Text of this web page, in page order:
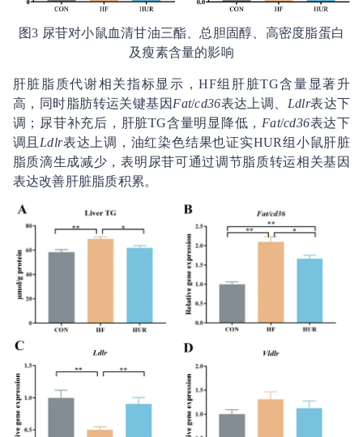
图3 尿苷对小鼠血清甘油三酯、总胆固醇、高密度脂蛋白
及瘦素含量的影响
肝脏脂质代谢相关指标显示，HF组肝脏TG含量显著升
高，同时脂肪转运关键基因 Fat/cd36表达上调、 Ldlr表达下
调；尿苷补充后，肝脏TG含量明显降低， Fat/cd36表达下
调且 Ldlr表达上调，油红染色结果也证实HUR组小鼠肝脏
脂质滴生成减少，表明尿苷可通过调节脂质转运相关基因
表达改善肝脏脂质积累。